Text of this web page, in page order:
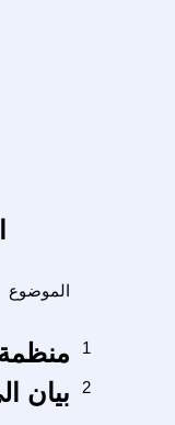
الموضوع
1
بيان 2